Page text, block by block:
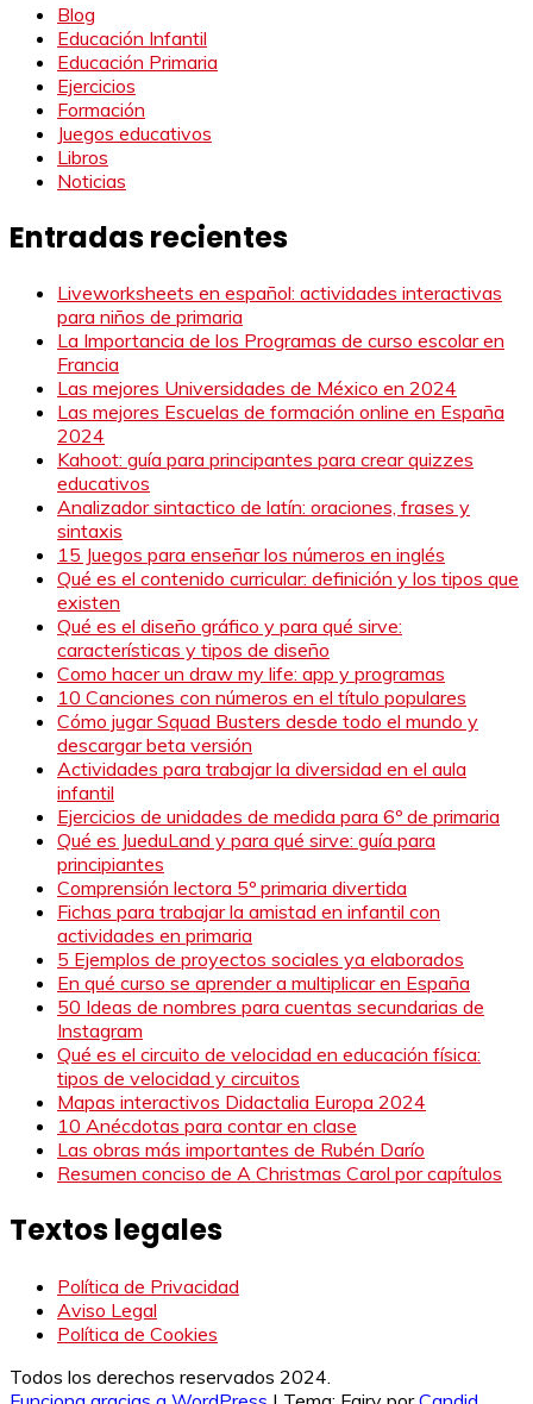
Blog
Educación Infantil
Educación Primaria
Ejercicios
Formación
Juegos educativos
Libros
Noticias
Entradas recientes
Liveworksheets en español: actividades interactivas
para niños de primaria
La Importancia de los Programas de curso escolar en
Francia
Las mejores Universidades de México en 2024
Las mejores Escuelas de formación online en España
2024
Kahoot: guía para principantes para crear quizzes
educativos
Analizador sintactico de latín: oraciones, frases y
sintaxis
15 Juegos para enseñar los números en inglés
Qué es el contenido curricular: definición y los tipos que
existen
Qué es el diseño gráfico y para qué sirve:
características y tipos de diseño
Como hacer un draw my life: app y programas
10 Canciones con números en el título populares
Cómo jugar Squad Busters desde todo el mundo y
descargar beta versión
Actividades para trabajar la diversidad en el aula
infantil
Ejercicios de unidades de medida para 6º de primaria
Qué es JueduLand y para qué sirve: guía para
principiantes
Comprensión lectora 5º primaria divertida
Fichas para trabajar la amistad en infantil con
actividades en primaria
5 Ejemplos de proyectos sociales ya elaborados
En qué curso se aprender a multiplicar en España
50 Ideas de nombres para cuentas secundarias de
Instagram
Qué es el circuito de velocidad en educación física:
tipos de velocidad y circuitos
Mapas interactivos Didactalia Europa 2024
10 Anécdotas para contar en clase
Las obras más importantes de Rubén Darío
Resumen conciso de A Christmas Carol por capítulos
Textos legales
Política de Privacidad
Aviso Legal
Política de Cookies
Todos los derechos reservados 2024.